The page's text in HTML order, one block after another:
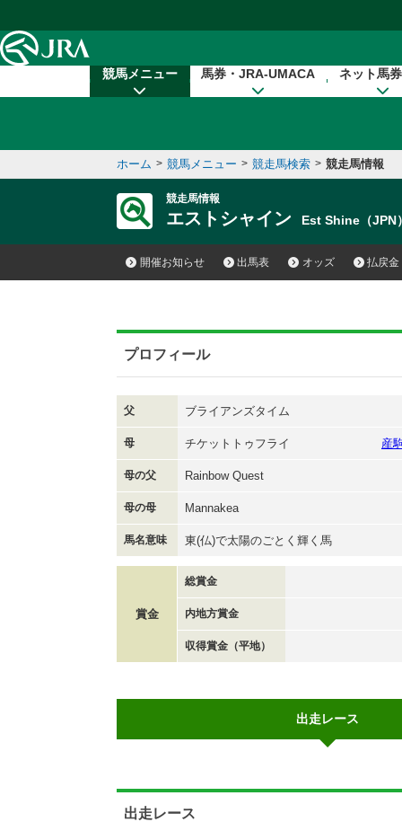
競馬メニュー 馬券・JRA-UMACA ネット馬
ホーム > 競馬メニュー > 競走馬検索 > 競走馬情報
競走馬情報
エストシャイン Est Shine（JPN
開催お知らせ 出馬表 オッズ 払戻金
プロフィール
父 ブライアンズタイム
母 チケットトゥフライ 産
母の父 Rainbow Quest
母の母 Mannakea
馬名意味 東(仏)で太陽のごとく輝く馬
賞金
総賞金
内地方賞金
収得賞金（平地）
出走レース
出走レース